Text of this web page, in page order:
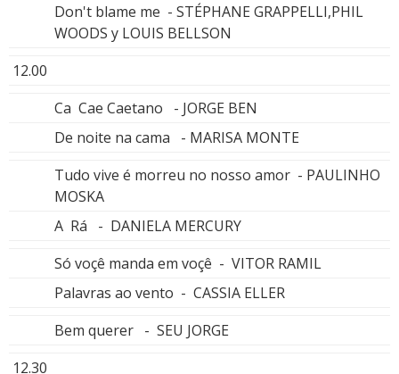
Don't blame me - STÉPHANE GRAPPELLI,PHIL
WOODS y LOUIS BELLSON
12.00
Ca Cae Caetano - JORGE BEN
De noite na cama - MARISA MONTE
Tudo vive é morreu no nosso amor - PAULINHO
MOSKA
A Rá - DANIELA MERCURY
Só voçê manda em voçê - VITOR RAMIL
Palavras ao vento - CASSIA ELLER
Bem querer - SEU JORGE
12.30